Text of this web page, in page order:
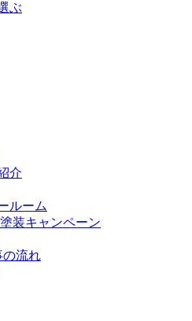
ぶ
介
ルーム
装キャンペーン
の流れ